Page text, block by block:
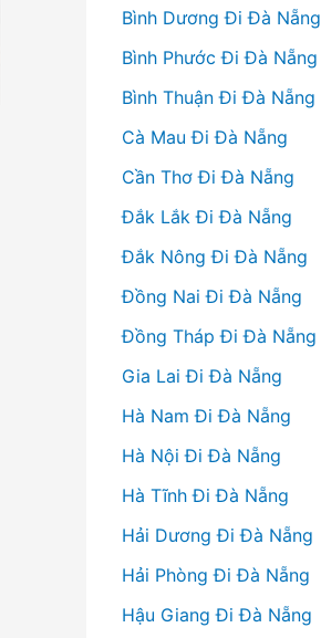
Bình Dương Đi Đà Nẵng
Bình Phước Đi Đà Nẵng
Bình Thuận Đi Đà Nẵng
Cà Mau Đi Đà Nẵng
Cần Thơ Đi Đà Nẵng
Đắk Lắk Đi Đà Nẵng
Đắk Nông Đi Đà Nẵng
Đồng Nai Đi Đà Nẵng
Đồng Tháp Đi Đà Nẵng
Gia Lai Đi Đà Nẵng
Hà Nam Đi Đà Nẵng
Hà Nội Đi Đà Nẵng
Hà Tĩnh Đi Đà Nẵng
Hải Dương Đi Đà Nẵng
Hải Phòng Đi Đà Nẵng
Hậu Giang Đi Đà Nẵng